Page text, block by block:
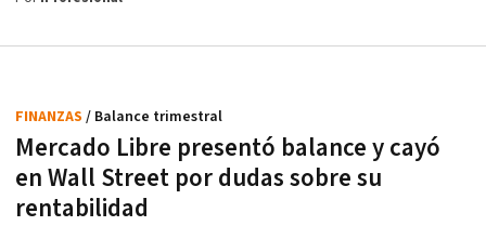
Mercado Libre presentó balance y cayó
en Wall Street por dudas sobre su
rentabilidad
FINANZAS / Balance trimestral